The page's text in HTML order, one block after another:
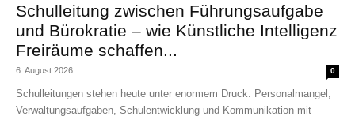
Schulleitung zwischen Führungsaufgabe
und Bürokratie – wie Künstliche Intelligenz
Freiräume schaffen...
6. August 2026 0
Schulleitungen stehen heute unter enormem Druck: Personalmangel,
Verwaltungsaufgaben, Schulentwicklung und Kommunikation mit